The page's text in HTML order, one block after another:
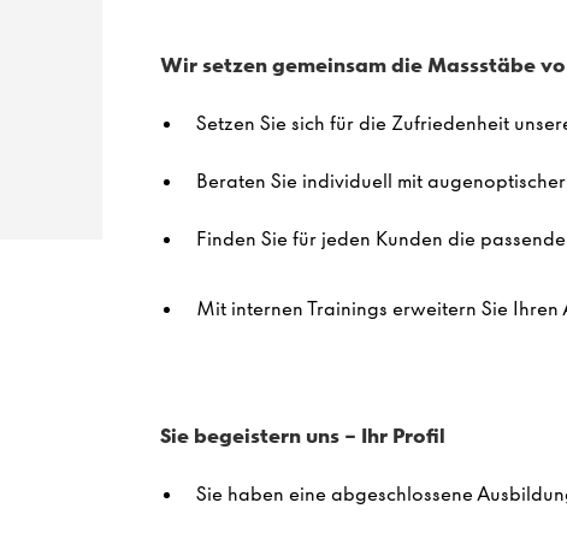
Wir setzen gemeinsam die Massstäbe
Setzen Sie sich für die Zufriedenheit
Beraten Sie individuell mit
Finden Sie für jeden Kunden die
Mit internen Trainings erweitern Sie Ihren
Siebegeisternuns – IhrProfil
Sie haben eine abgeschlossene